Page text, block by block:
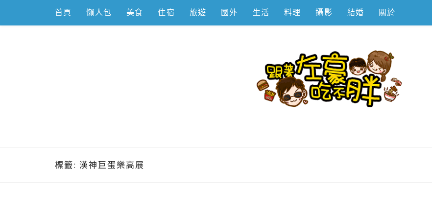
content
首頁 懶人包 美食 住宿 旅遊 國外 生活 料理 攝影 結婚 關於
標籤: 漢神巨蛋樂高展